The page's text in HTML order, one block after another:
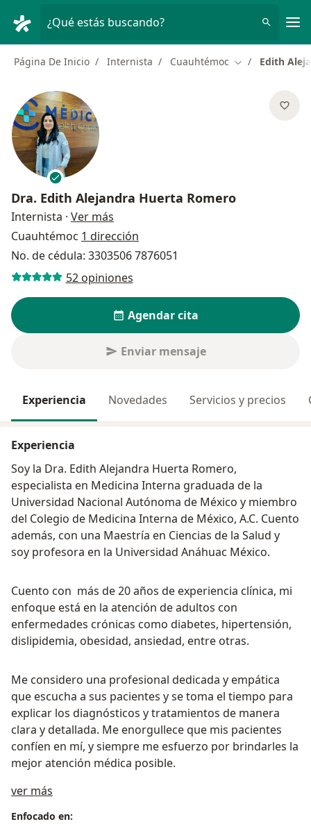
¿Qué estás buscando?
Página De Inicio Internista Cuauhtémoc Cambiar de
Edith
Dra. Edith Alejandra Huerta Romero
Internista · Ver más
Cuauhtémoc 1 dirección
No. de cédula: 3303506 7876051
52 opiniones
Agendar cita
Enviar mensaje
Experiencia Novedades Servicios y precios
Experiencia
Soy la Dra. Edith Alejandra Huerta Romero,
especialista en Medicina Interna graduada de la
Universidad Nacional Autónoma de México y miembro
del Colegio de Medicina Interna de México, A.C. Cuento
además, con una Maestría en Ciencias de la Salud y
soy profesora en la Universidad Anáhuac México.
Cuento con más de 20 años de experiencia clínica, mi
enfoque está en la atención de adultos con
enfermedades crónicas como diabetes, hipertensión,
dislipidemia, obesidad, ansiedad, entre otras.
Me considero una profesional dedicada y empática
que escucha a sus pacientes y se toma el tiempo para
explicar los diagnósticos y tratamientos de manera
clara y detallada. Me enorgullece que mis pacientes
confíen en mí, y siempre me esfuerzo por brindarles la
mejor atención médica posible.
ver más
Enfocado en: